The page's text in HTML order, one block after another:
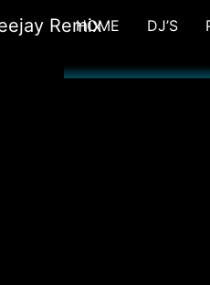
HOME DJ’S